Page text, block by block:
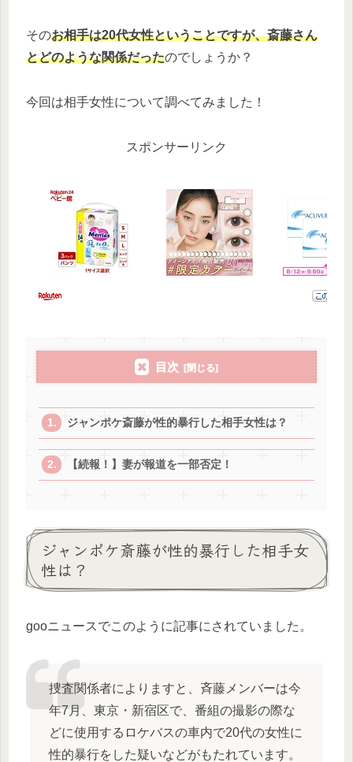
そのお相手は20代女性ということですが、斎藤さん
とどのような関係だったのでしょうか？
今回は相手女性について調べてみました！
スポンサーリンク
目次
ジャンポケ斎藤が性的暴行した相手女性は？
【続報！】妻が報道を一部否定！
ジャンポケ斎藤が性的暴行した相手女
性は？
gooニュースでこのように記事にされていました。
捜査関係者によりますと、斉藤メンバーは今
年7月、東京・新宿区で、番組の撮影の際な
どに使用するロケバスの車内で20代の女性に
性的暴行をした疑いなどがもたれています。